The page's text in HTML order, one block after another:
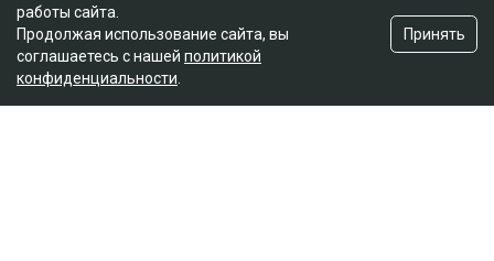
работы сайта.
Продолжая использование сайта, вы
соглашаетесь с нашей политикой
конфиденциальности
Принять